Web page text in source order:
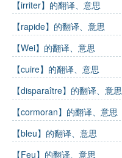
【irriter】的翻译、意思
【rapide】的翻译、意思
【Wei】的翻译、意思
【cuire】的翻译、意思
【disparaître】的翻译、意思
【cormoran】的翻译、意思
【bleu】的翻译、意思
【Feu】的翻译、意思